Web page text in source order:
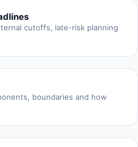
cutoffs, late-risk planning
boundaries and how